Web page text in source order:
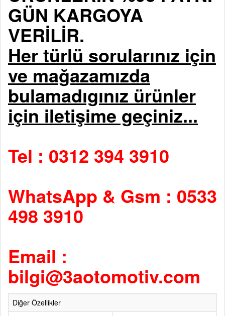
GÜN KARGOYA
VERİLİR.
Her türlü sorularınız için
ve mağazamızda
bulamadıgınız ürünler
için iletişime geçiniz...
Tel : 0312 394 3910
WhatsApp & Gsm : 0533
498 3910
Email :
bilgi@3aotomotiv.com
Diğer Özellikler